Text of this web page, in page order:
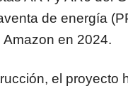
de energía
en 2024.
el proyecto